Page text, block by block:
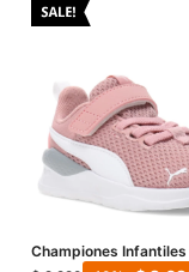
Championes Infantiles